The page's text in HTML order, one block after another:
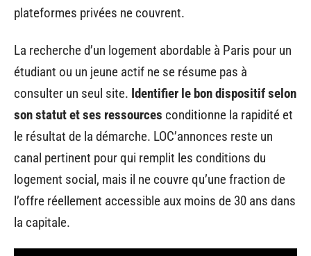
plateformes privées ne couvrent.
La recherche d’un logement abordable à Paris pour un
étudiant ou un jeune actif ne se résume pas à
consulter un seul site. Identifier le bon dispositif selon
son statut et ses ressources conditionne la rapidité et
le résultat de la démarche. LOC’annonces reste un
canal pertinent pour qui remplit les conditions du
logement social, mais il ne couvre qu’une fraction de
l’offre réellement accessible aux moins de 30 ans dans
la capitale.